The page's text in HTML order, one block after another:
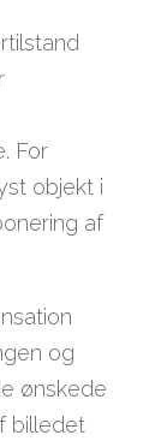
For
objekt i
af
og
ønskede
billedet